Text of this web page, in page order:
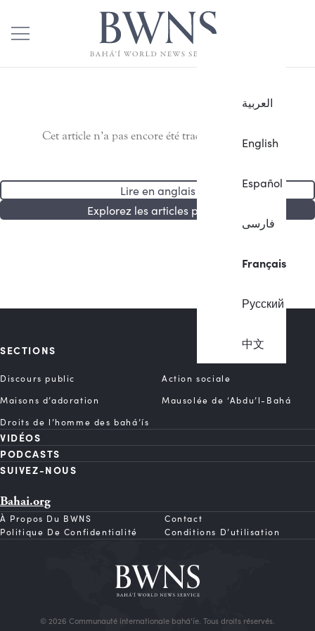
العربية
English
Español
فارسی
Français
Русский
中文
Cet article n’a pas encore été traduit en français.
Lire en anglais
Explorez les articles publiés
SECTIONS
Discours public
Action sociale
Maisons d’adoration
Mausolée de ‘Abdu’l-Bahá
Droits de l’homme des bahá’ís
VIDÉOS
PODCASTS
SUIVEZ-NOUS
Bahai.org
À Propos Du BWNS
Contact
Politique De Confidentialité
Conditions D’utilisation
© 2026 Communauté internationale bahá’íe. Tous droits réservés.